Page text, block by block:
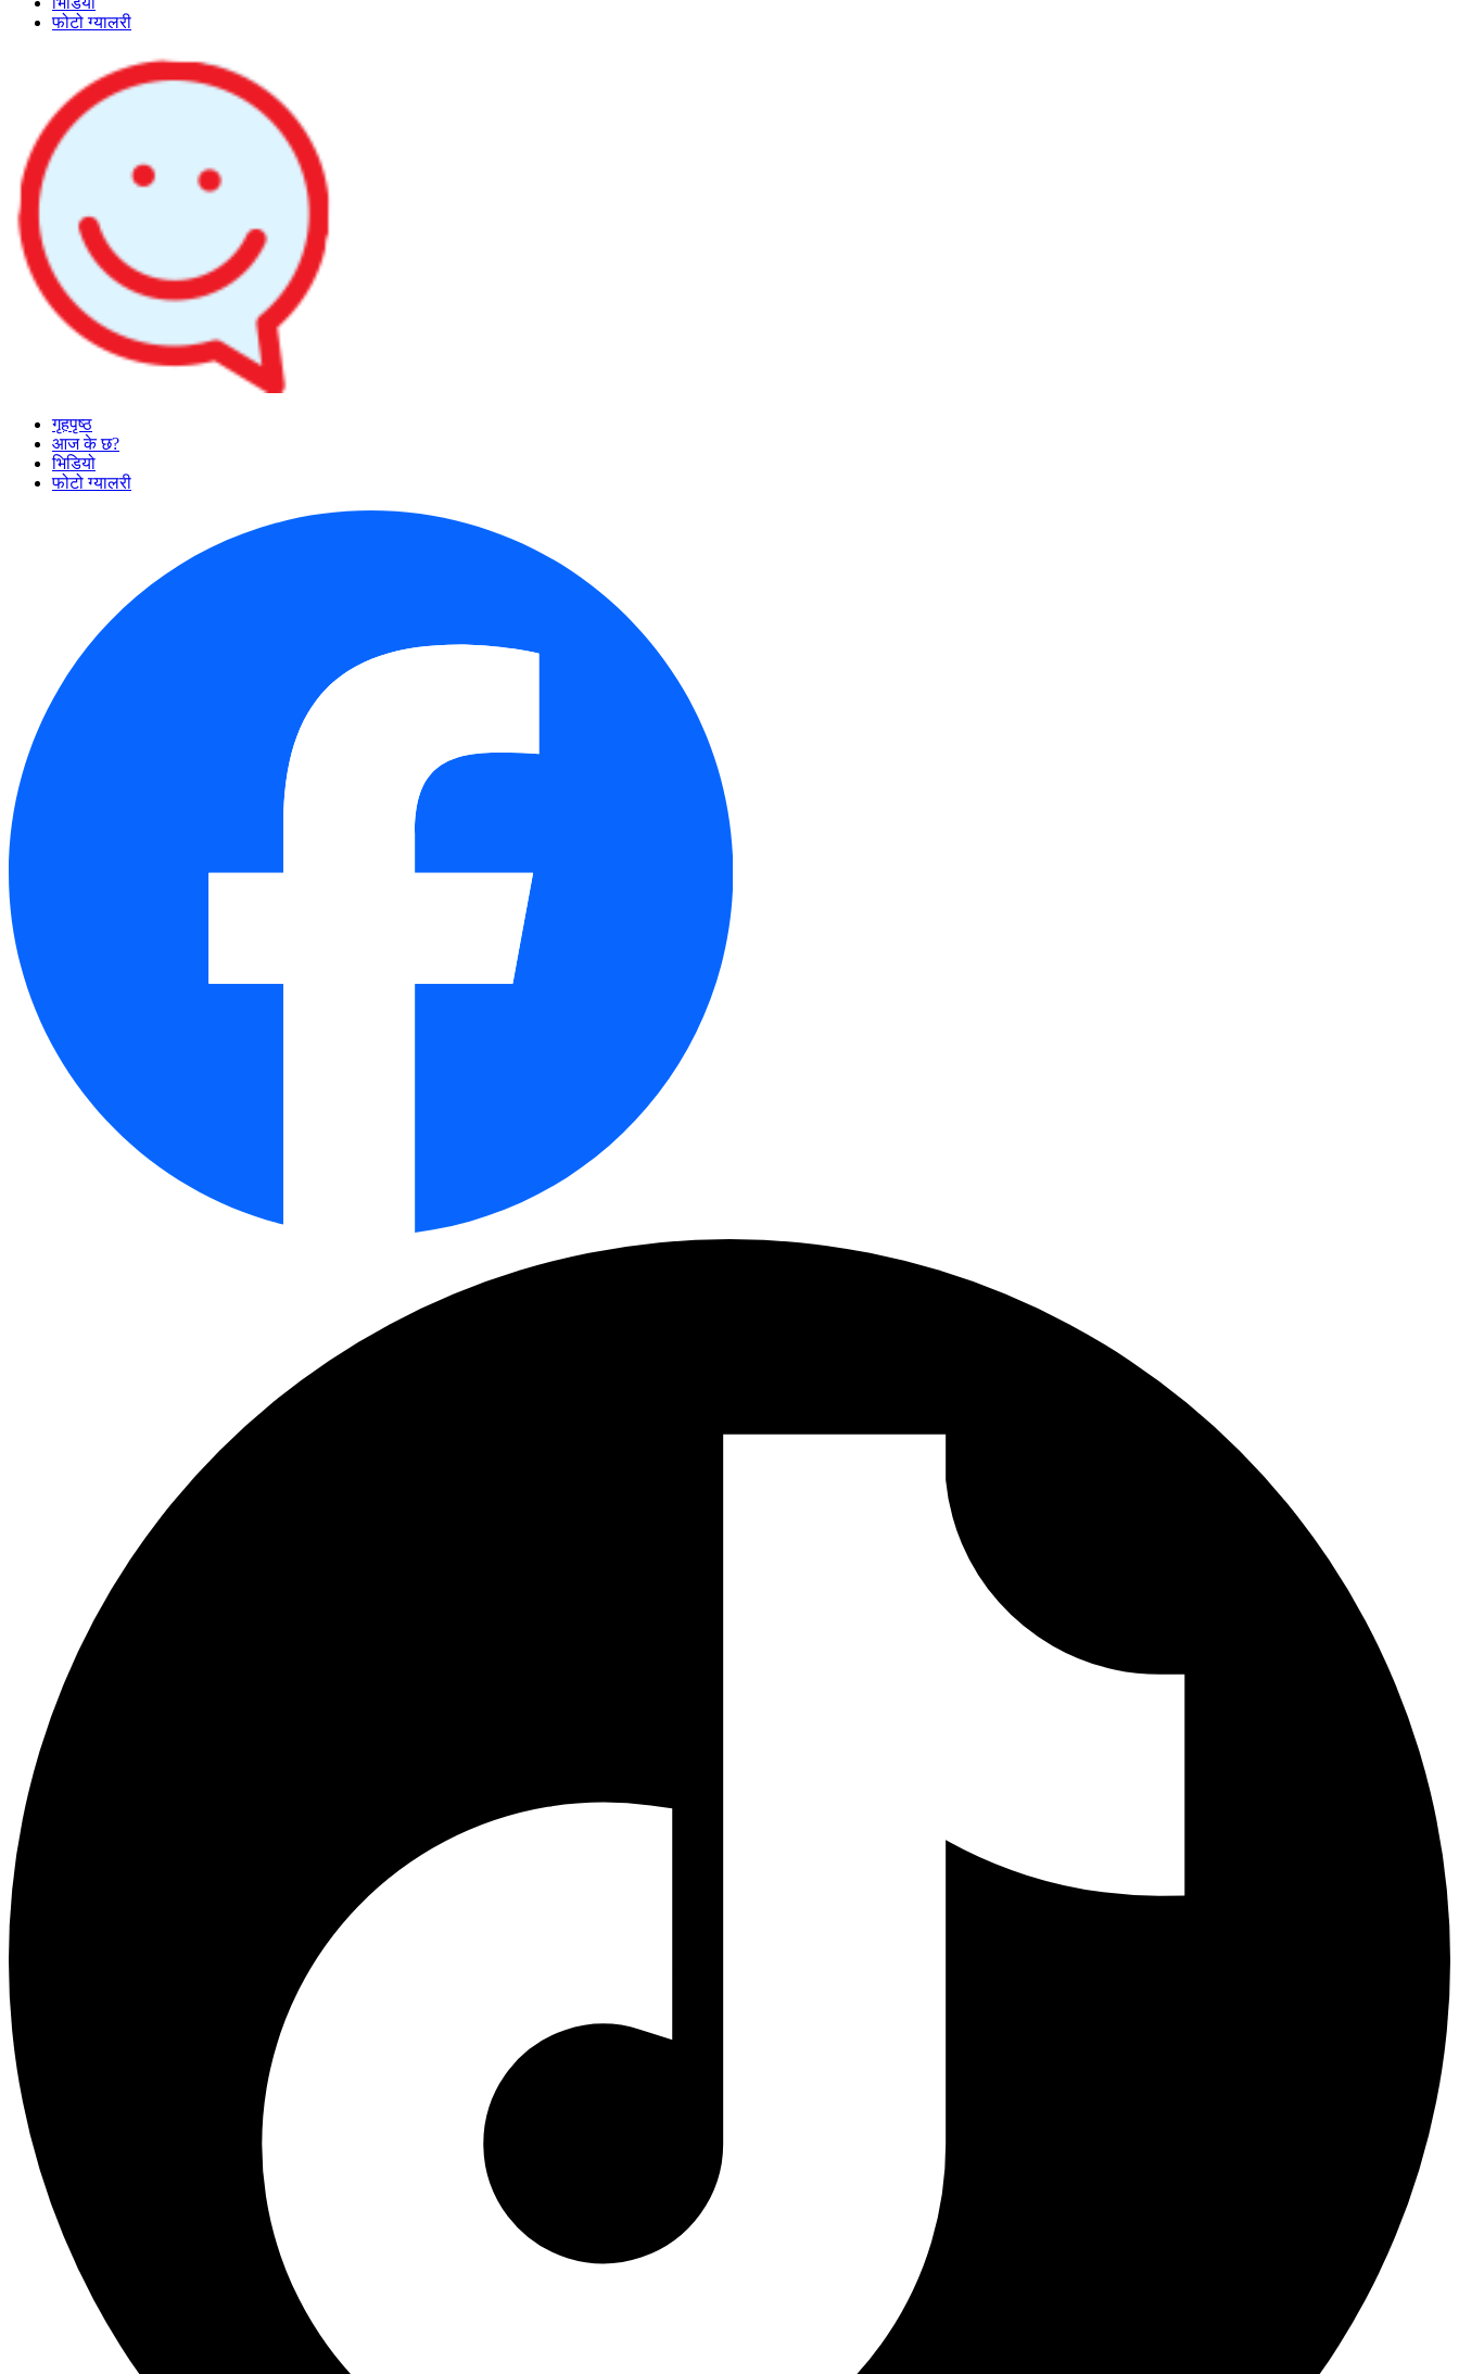
फोटो ग्यालरी
गृहपृष्ठ
आज के छ?
भिडियो
फोटो ग्यालरी